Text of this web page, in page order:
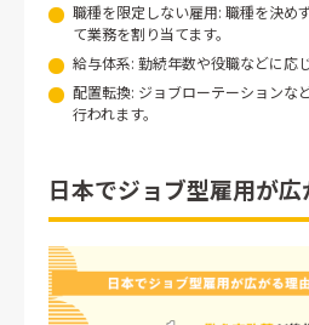
職種を限定しない雇用: 職種を決め
て業務を割り当てます。
給与体系: 勤続年数や役職などに応
配置転換: ジョブローテーションな
行われます。
日本でジョブ型雇用が